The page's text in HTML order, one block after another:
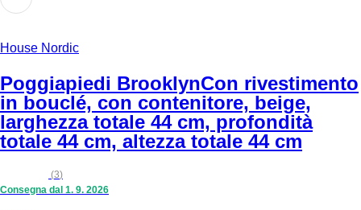
House Nordic
Poggiapiedi BrooklynCon rivestimento
in bouclé, con contenitore, beige,
larghezza totale 44 cm, profondità
totale 44 cm, altezza totale 44 cm
(3)
Consegna dal 1. 9. 2026